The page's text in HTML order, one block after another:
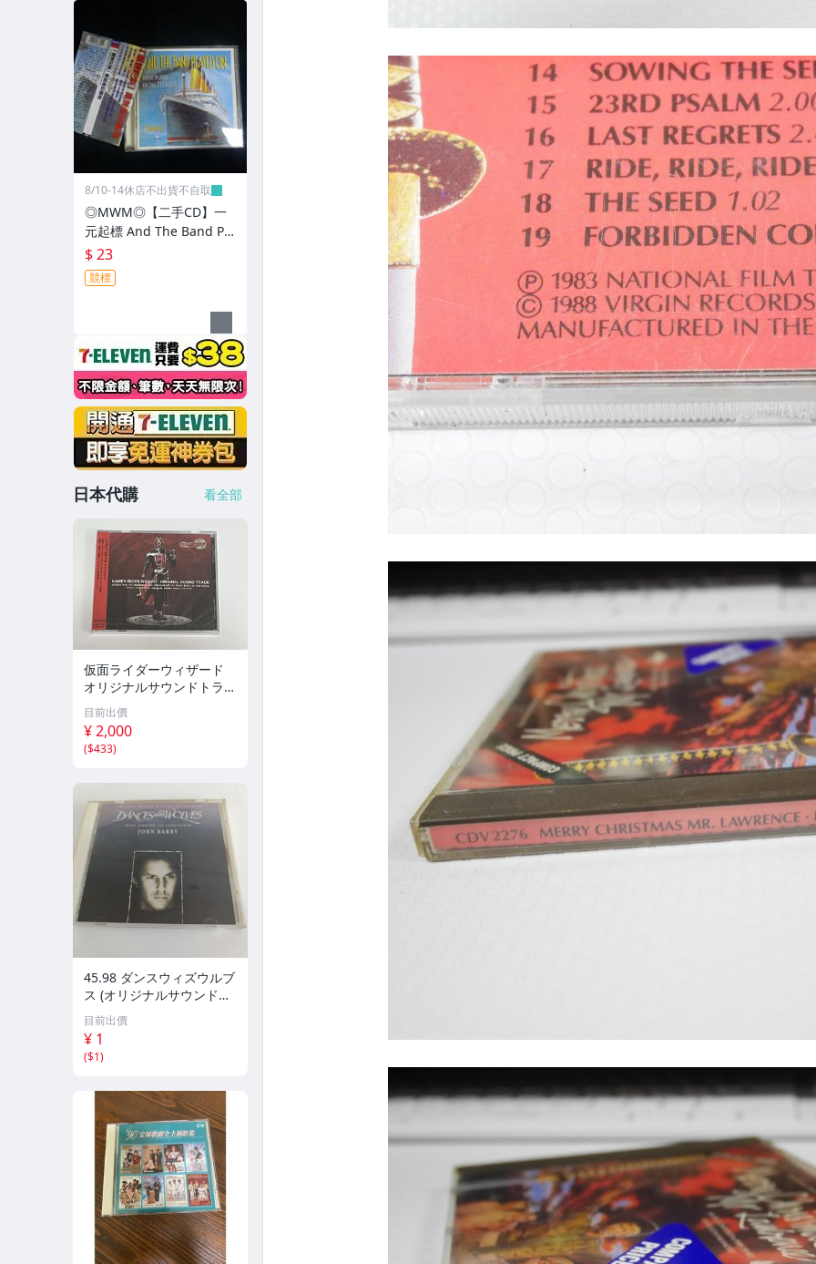
8/10-14休店不出貨不自取
◎MWM◎【二手CD】一
元起標 And The Band Pla
yed On-I Salonisti 有側標
介紹本 光碟刮痕少
$ 23
競標
日本代購 看全部
仮面ライダーウィザード
オリジナルサウンドトラッ
ク CD 新品未開封
目前出價
¥ 2,000
($433)
45.98 ダンスウィズウルブ
ス (オリジナルサウンドト
ラック) 08
目前出價
¥ 1
($1)